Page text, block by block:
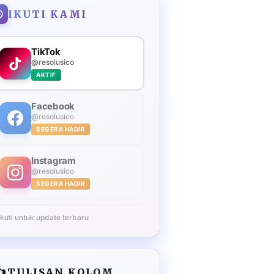
IKUTI KAMI
TikTok
@resolusico
AKTIF
Facebook
@resolusico
SEGERA HADIR
Instagram
@resolusico
SEGERA HADIR
untuk update terbaru